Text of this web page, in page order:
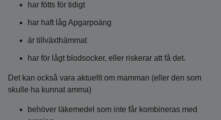
har fötts för tidigt
har haft låg Apgarpoäng
är tillväxthämmat
har för lågt blodsocker, eller riskerar att få det.
Det kan också vara aktuellt om mamman (eller den som
skulle ha kunnat amma)
behöver läkemedel som inte får kombineras med